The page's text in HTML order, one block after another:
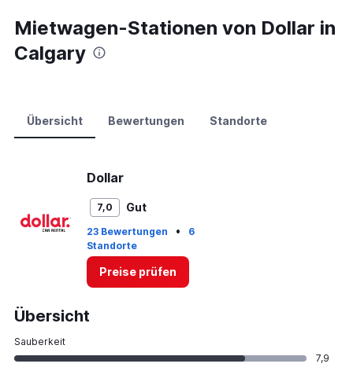
0
to
120.
Mietwagen-Stationen von Dollar in
Calgary
Übersicht Bewertungen Standorte
Dollar
7,0 Gut
23 Bewertungen •
6
Standorte
Preise prüfen
Übersicht
Sauberkeit
7,9